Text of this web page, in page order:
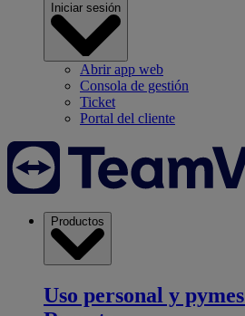
Iniciar sesión
Abrir app web
Consola de gestión
Ticket
Portal del cliente
Productos
Uso personal y pymes